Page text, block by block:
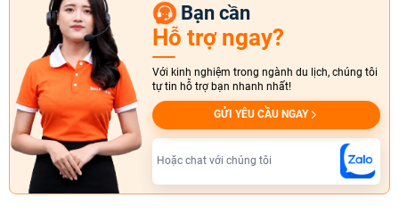
Bạn cần
Hỗ trợ ngay?
Với kinh nghiệm trong ngành du lịch, chúng tôi
tự tin hỗ trợ bạn nhanh nhất!
GỬI YÊU CẦU NGAY
Hoặc chat với chúng tôi